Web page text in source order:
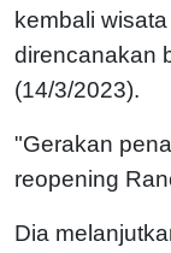
kembali
direncanakan
(14/3/2023).
"Gerakan
reopening
Dia